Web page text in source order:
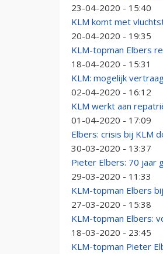
23-04-2020 - 15:40
KLM komt met
20-04-2020 - 19:35
KLM-topman Elbers
18-04-2020 - 15:31
KLM: mogelijk
02-04-2020 - 16:12
KLM werkt aan
01-04-2020 - 17:09
Elbers: crisis bij KLM
30-03-2020 - 13:37
Pieter Elbers: 70 jaar
29-03-2020 - 11:33
KLM-topman Elbers
27-03-2020 - 15:38
KLM-topman Elbers:
18-03-2020 - 23:45
KLM-topman Pieter